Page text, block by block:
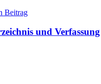
und Verfassung